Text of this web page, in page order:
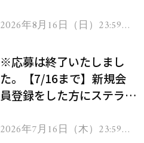
2026年8月16日（日）23:59ま
※応募は終了いたしまし
た。【7/16まで】新規会
員登録をした方にステラボ
ヘアドライヤー ジュエル
2026年7月16日（木）23:59ま